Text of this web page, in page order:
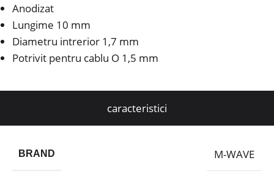
Anodizat
Lungime 10 mm
Diametru intrerior 1,7 mm
Potrivit pentru cablu O 1,5 mm
caracteristici
BRAND M-WAVE